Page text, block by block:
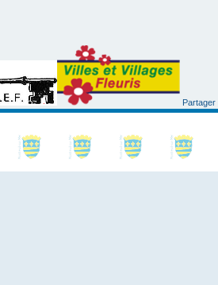
Partager